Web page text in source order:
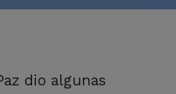
dio algunas